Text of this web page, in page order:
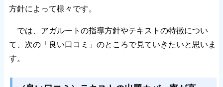
方針によって様々です。
では、アガルートの指導方針やテキストの特徴につい
て、次の「良い口コミ」のところで見ていきたいと思いま
す。